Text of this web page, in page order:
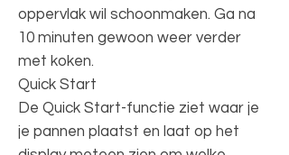
oppervlak wil schoonmaken. Ga na
10 minuten gewoon weer verder
met koken.
Quick Start
De Quick Start-functie ziet waar je
je pannen plaatst en laat op het